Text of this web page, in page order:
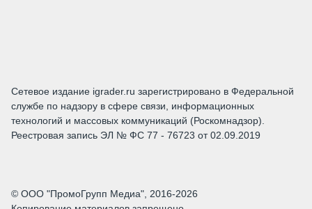
Сетевое издание igrader.ru зарегистрировано в Федеральной
службе по надзору в сфере связи, информационных
технологий и массовых коммуникаций (Роскомнадзор).
Реестровая запись ЭЛ № ФС 77 - 76723 от 02.09.2019
© ООО "ПромоГрупп Медиа", 2016-2026